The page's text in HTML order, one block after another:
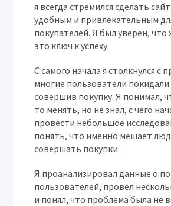
я всегда стремился сделать
удобным и привлекательным
покупателей. Я был уверен, что
это ключ к успеху.
С самого начала я столкнулся с
многие пользователи покидали
совершив покупку. Я понимал,
то менять, но не знал, с чего
провести небольшое
понять, что именно мешает
совершать покупки.
Я проанализировал данные о
пользователей, провел
и понял, что проблема была не